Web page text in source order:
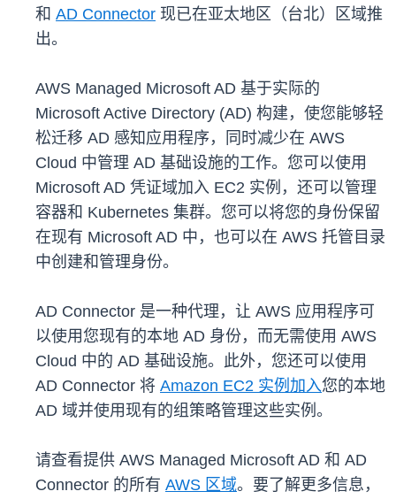
和 AD Connector 现已在亚太地区（台北）区域推
出。
AWS Managed Microsoft AD 基于实际的
Microsoft Active Directory (AD) 构建，使您能够轻
松迁移 AD 感知应用程序，同时减少在 AWS
Cloud 中管理 AD 基础设施的工作。您可以使用
Microsoft AD 凭证域加入 EC2 实例，还可以管理
容器和 Kubernetes 集群。您可以将您的身份保留
在现有 Microsoft AD 中，也可以在 AWS 托管目录
中创建和管理身份。
AD Connector 是一种代理，让 AWS 应用程序可
以使用您现有的本地 AD 身份，而无需使用 AWS
Cloud 中的 AD 基础设施。此外，您还可以使用
AD Connector 将 Amazon EC2 实例加入您的本地
AD 域并使用现有的组策略管理这些实例。
请查看提供 AWS Managed Microsoft AD 和 AD
Connector 的所有 AWS 区域。要了解更多信息，